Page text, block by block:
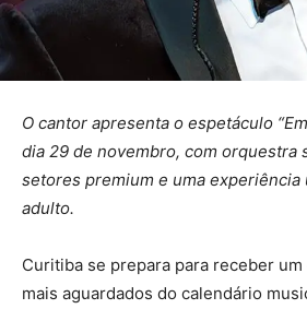
O cantor apresenta o espetáculo
dia 29 de novembro, com orquestra
setores premium e uma experiência
adulto.
Curitiba se prepara para receber
mais aguardados do calendário